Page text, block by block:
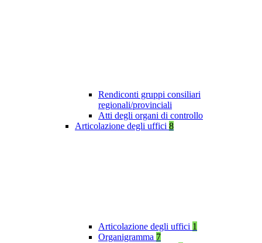
Rendiconti gruppi consiliari
regionali/provinciali
Atti degli organi di controllo
Articolazione degli uffici 8
Articolazione degli uffici 1
Organigramma 7